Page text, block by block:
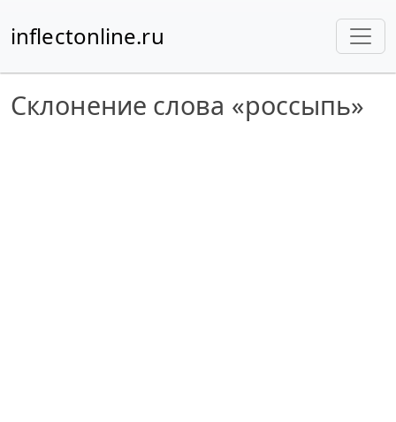
inflectonline.ru
Склонение слова «россыпь»